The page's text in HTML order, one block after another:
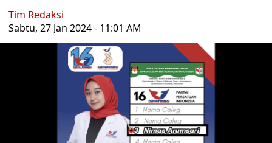
Tim Redaksi
Sabtu, 27 Jan 2024 - 11:01 AM